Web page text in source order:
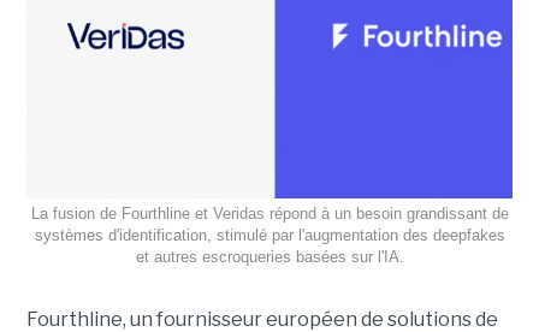
La fusion de Fourthline et Veridas répond à un besoin grandissant de
systèmes d'identification, stimulé par l'augmentation des deepfakes
et autres escroqueries basées sur l'IA.
Fourthline, un fournisseur européen de solutions de